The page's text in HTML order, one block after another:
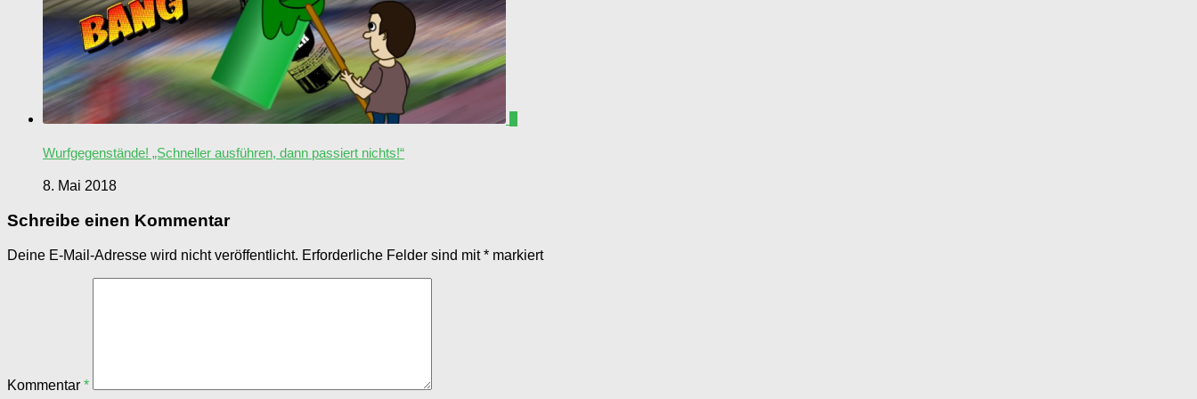
Wurfgegenstände! „Schneller ausführen, dann passiert nichts!“
8. Mai 2018
Schreibe einen Kommentar
Deine E-Mail-Adresse wird nicht veröffentlicht. Erforderliche Felder sind mit* markiert
Kommentar *